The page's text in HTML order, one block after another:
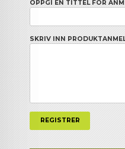
OPPGI EN TITTEL FOR
SKRIV INN